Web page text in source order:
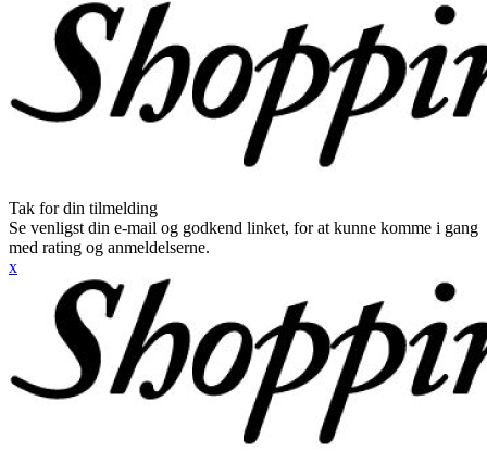
Tak for din tilmelding
Se venligst din e-mail og godkend linket, for at kunne komme i gang
med rating og anmeldelserne.
x